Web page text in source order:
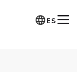
ES